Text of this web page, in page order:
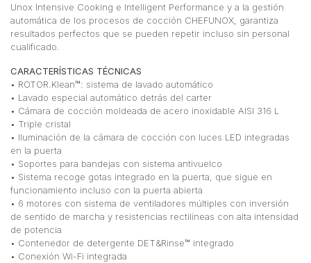
Unox Intensive Cooking e Intelligent Performance y a la gestión
automática de los procesos de cocción CHEFUNOX, garantiza
resultados perfectos que se pueden repetir incluso sin personal
cualificado.
CARACTERÍSTICAS TÉCNICAS
• ROTOR.Klean™: sistema de lavado automático
• Lavado especial automático detrás del carter
• Cámara de cocción moldeada de acero inoxidable AISI 316 L
• Triple cristal
• Iluminación de la cámara de cocción con luces LED integradas
en la puerta
• Soportes para bandejas con sistema antivuelco
• Sistema recoge gotas integrado en la puerta, que sigue en
funcionamiento incluso con la puerta abierta
• 6 motores con sistema de ventiladores múltiples con inversión
de sentido de marcha y resistencias rectilíneas con alta intensidad
de potencia
• Contenedor de detergente DET&Rinse™ integrado
• Conexión Wi-Fi integrada